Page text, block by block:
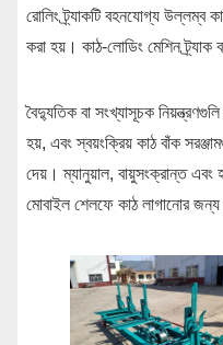
রোলিং ট্র্যাকটি বহনযোগ্য উল্লম্ব
করা হয়। কাঠ-লোডিং মেশিন ট্র্যাক
বৈদ্যুতিক বা সংখ্যাসূচক
হয়, এবং স্বয়ংক্রিয় কাঠ বাঁক
দেয়। ম্যানুয়াল, বায়ুসংক্রান্ত এবং
মোবাইল শেলফে কাঠ লাগানোর